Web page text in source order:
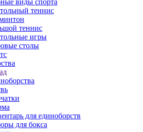
виды спорта
теннис
теннис
игры
столы
для единоборств
для бокса